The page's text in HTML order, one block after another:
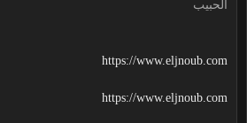
الحبيب
https://www.eljnoub.com
https://www.eljnoub.com